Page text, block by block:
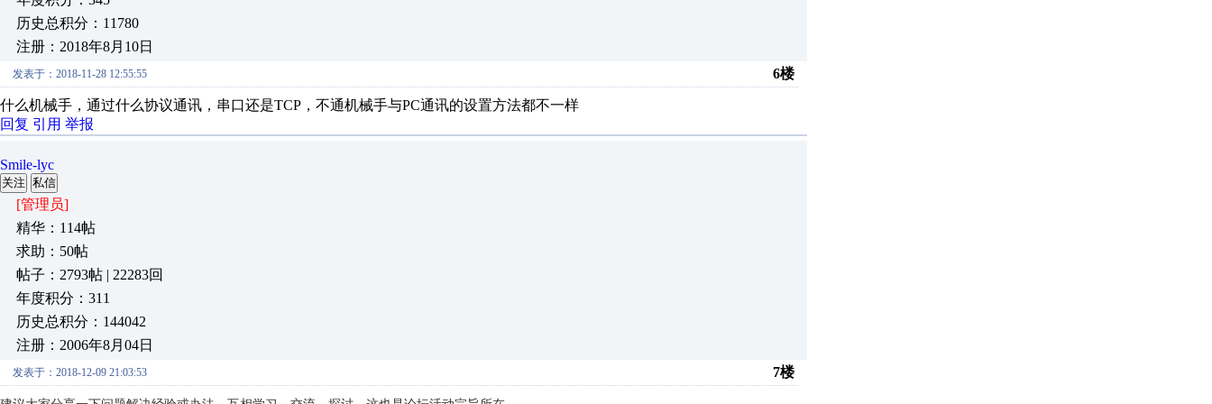
历史总积分：11780
注册：2018年8月10日
发表于：2018-11-28 12:55:55 6楼
什么机械手，通过什么协议通讯，串口还是TCP，不通机械手与PC通讯的设置方法都不一样
回复 引用 举报
Smile-lyc
关注 私信
[管理员]
精华：114帖
求助：50帖
帖子：2793帖 | 22283回
年度积分：311
历史总积分：144042
注册：2006年8月04日
发表于：2018-12-09 21:03:53 7楼